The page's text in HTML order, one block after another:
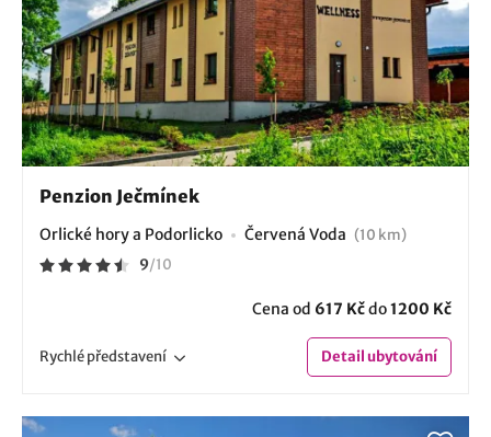
Penzion Ječmínek
Orlické hory a Podorlicko Červená Voda (10 km)
9/10
Cena od 617 Kčdo1200 Kč
Rychlépředstavení Detailubytování